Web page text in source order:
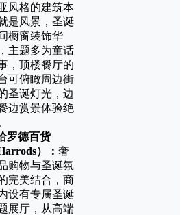
风格的建筑本
是风景，圣诞
橱窗装饰华
主题多为童话
，顶楼餐厅的
可俯瞰周边街
圣诞灯光，边
边赏景体验绝
罗德百货
）： 奢
购物与圣诞氛
完美结合，商
设有专属圣诞
展厅，从高端